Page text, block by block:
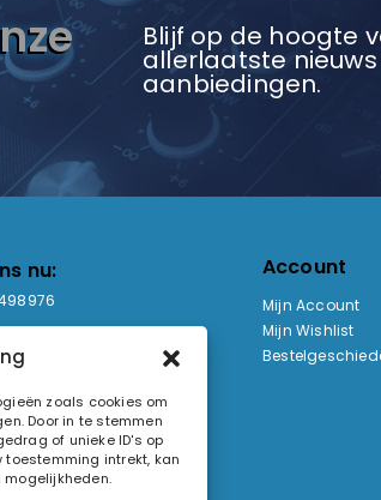
zoals cookies om
Door in te stemmen
of unieke ID's op
toestemming intrekt, kan
Blijf op de hoogte
allerlaatste nieuws
aanbiedingen.
nu:
09:00-17:00
op afspraak
Account
Mijn Account
Mijn Wishlist